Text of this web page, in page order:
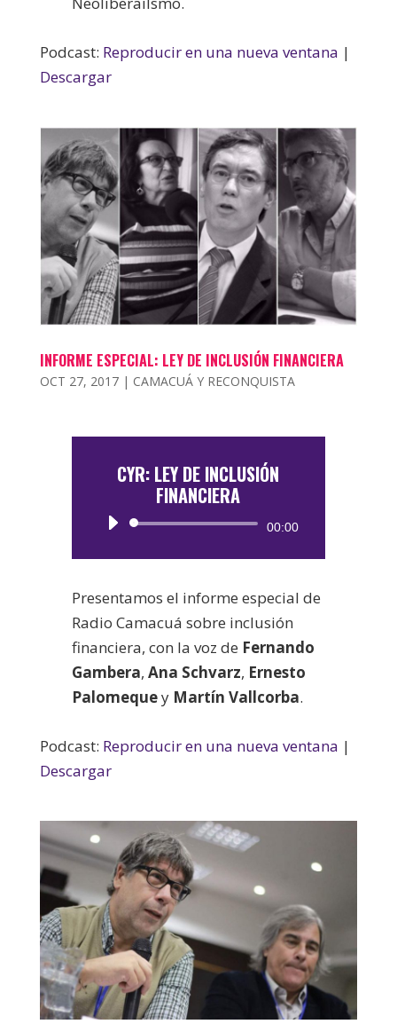
Podcast: Reproducir en una nueva ventana |
Descargar
INFORME ESPECIAL: LEY DE INCLUSIÓN FINANCIERA
OCT 27, 2017| CAMACUÁ Y RECONQUISTA
CYR: LEY DE INCLUSIÓN
FINANCIERA
Reproductor
00:00
Presentamos el informe especial de
Radio Camacuá sobre inclusión
financiera, con la voz de Fernando
Gambera, Ana Schvarz, Ernesto
PalomequeyMartín Vallcorba.
Podcast: Reproducir en una nueva ventana |
Descargar